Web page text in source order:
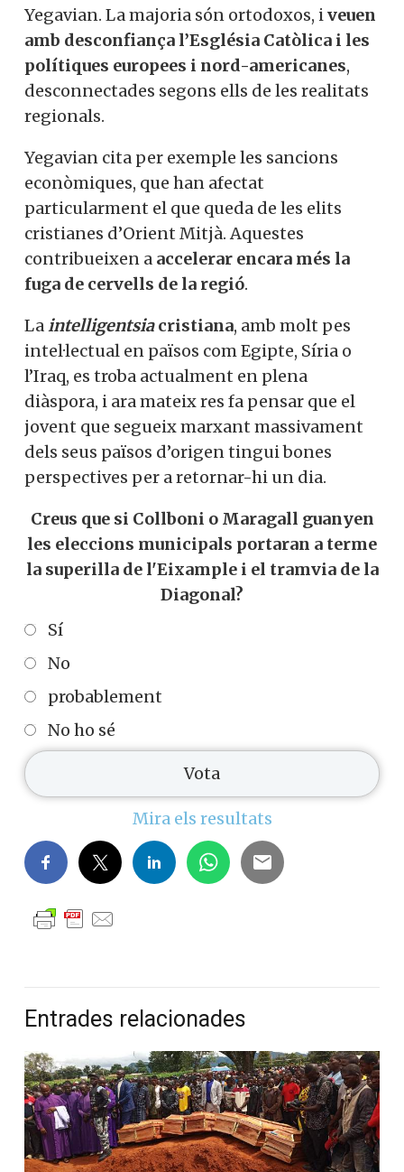
Yegavian. La majoria són ortodoxos, iveuen
amb desconfiança l’Església Catòlica i les
polítiques europees i nord-americanes,
desconnectades segons ells de les realitats
regionals.
Yegavian cita per exemple les sancions
econòmiques, que han afectat
particularment el que queda de les elits
cristianes d’Orient Mitjà. Aquestes
contribueixen a accelerar encara més la
fuga de cervells de la regió.
Laintelligentsiacristiana, amb molt pes
intel·lectual en països com Egipte, Síria o
l’Iraq, es troba actualment en plena
diàspora, i ara mateix res fa pensar que el
jovent que segueix marxant massivament
dels seus països d’origen tingui bones
perspectives per a retornar-hi un dia.
Creus que si Collboni o Maragall guanyen
les eleccions municipals portaran a terme
la superilla de l'Eixample i el tramvia de la
Diagonal?
Sí
No
probablement
No ho sé
Mira els resultats
Entrades relacionades